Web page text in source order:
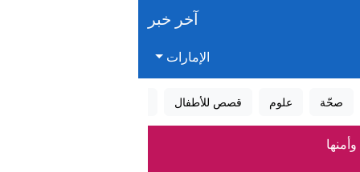
آخر خبر
الإمارات
صحّة علوم قصص للأطفال